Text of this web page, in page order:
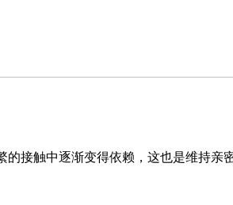
触中逐渐变得依赖，这也是维持亲